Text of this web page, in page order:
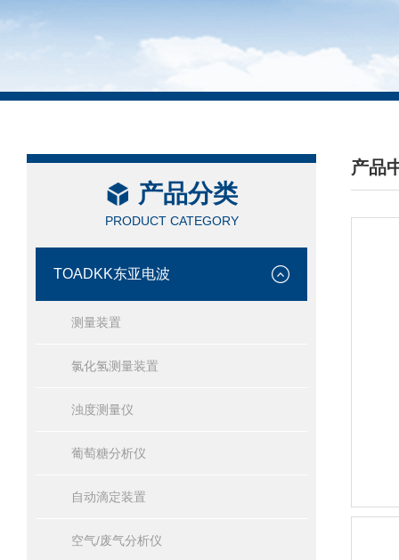
产品分类
PRODUCT CATEGORY
TOADKK东亚电波
测量装置
氯化氢测量装置
浊度测量仪
葡萄糖分析仪
自动滴定装置
空气/废气分析仪
产品
/